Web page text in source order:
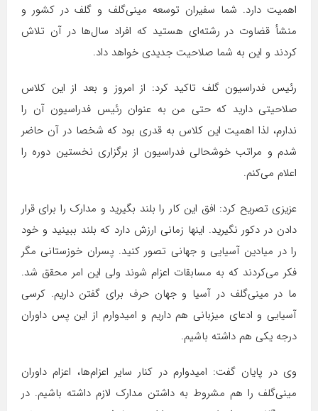
اهمیت دارد. شما سفیران توسعه مینی‌گلف و گلف در کشور و
منشأ قضاوت در رشته‌ای هستید که افراد سال‌ها در آن تلاش
کردند و این به شما صلاحیت جدیدی خواهد داد.
رئیس فدراسیون گلف تاکید کرد: از امروز و بعد از این کلاس
صلاحیتی دارید که حتی من به عنوان رئیس فدراسیون آن را
ندارم‌، لذا اهمیت این کلاس به قدری بود که شخصا در آن حاضر
شدم و مراتب خوشحالی فدراسیون از برگزاری نخستین دوره را
اعلام می‌کنم.
عزیزی تصریح کرد: افق این کار را بلند بگیرید و مدارک را برای قرار
دادن در دکور نگیرید. اینها زمانی ارزش دارد که بلند ببینید و خود
را در میادین آسیایی و جهانی تصور کنید. پسران خوزستانی مگر
فکر می‌کردند که به مسابقات اعزام شوند ولی این امر محقق شد.
ما در مینی‌گلف در آسیا و جهان حرف برای گفتن داریم. کرسی
آسیایی و ادعای میزبانی هم داریم و امیدوارم از این پس داوران
درجه یکی هم داشته باشیم.
وی در پایان گفت: امیدوارم در کنار سایر اعزام‌ها، اعزام داوران
مینی‌گلف را هم مشروط به داشتن مدارک لازم داشته باشیم. در